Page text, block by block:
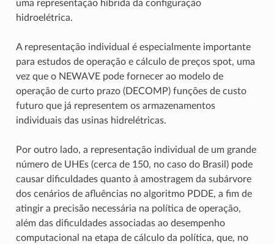
uma representação híbrida da configuração
hidroelétrica.
A representação individual é especialmente importante
para estudos de operação e cálculo de preços spot, uma
vez que o NEWAVE pode fornecer ao modelo de
operação de curto prazo (DECOMP) funções de custo
futuro que já representem os armazenamentos
individuais das usinas hidrelétricas.
Por outro lado, a representação individual de um grande
número de UHEs (cerca de 150, no caso do Brasil) pode
causar dificuldades quanto à amostragem da subárvore
dos cenários de afluências no algoritmo PDDE, a fim de
atingir a precisão necessária na política de operação,
além das dificuldades associadas ao desempenho
computacional na etapa de cálculo da política, que, no